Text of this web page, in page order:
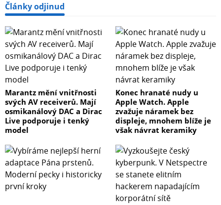
Články odjinud
Marantz mění vnitřnosti
svých AV receiverů. Mají
osmikanálový DAC a Dirac
Live podporuje i tenký
model
Konec hranaté nudy u
Apple Watch. Apple
zvažuje náramek bez
displeje, mnohem blíže je
však návrat keramiky